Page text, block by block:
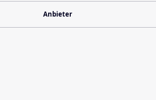
Anbieter